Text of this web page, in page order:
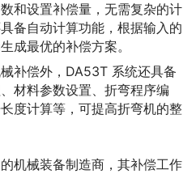
和设置补偿量，无需复杂的计
备自动计算功能，根据输入的
成最优的补偿方案。
补偿外，DA53T 系统还具备
材料参数设置、折弯程序编
度计算等，可提高折弯机的整
机械装备制造商，其补偿工作